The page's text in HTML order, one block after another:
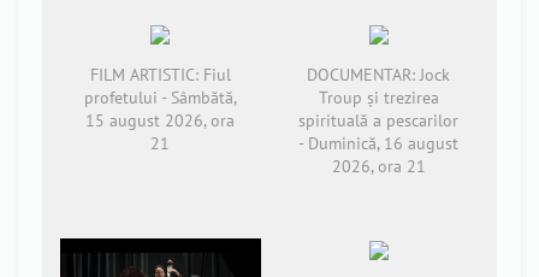
FILM ARTISTIC: Fiul
profetului - Sâmbătă,
15 august 2026, ora
21
DOCUMENTAR: Jock
Troup și trezirea
spirituală a pescarilor
- Duminică, 16 august
2026, ora 21